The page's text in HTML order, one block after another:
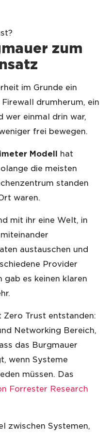
zum
im Grunde ein
drumherum, ein
wer einmal drin war,
frei bewegen.
Modell hat
die meisten
standen
waren.
mit ihr eine Welt, in
austauschen und
Provider
es keinen klaren
Zero Trust entstanden:
Networking Bereich,
das Burgmauer
wenn Systeme
müssen. Das
Forrester Research
zwischen Systemen,